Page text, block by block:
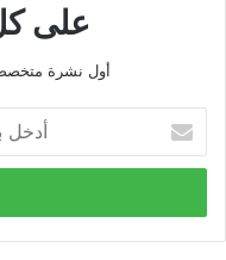
على
أول نشرة
بريدك
الإلكتروني